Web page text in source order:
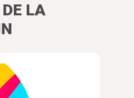
LA